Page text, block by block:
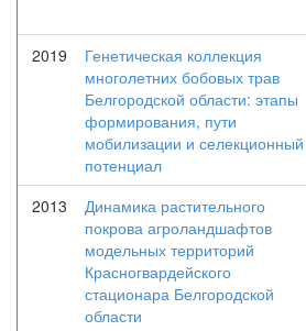
2019
Генетическая коллекция
многолетних бобовых трав
Белгородской области: этапы
формирования, пути
мобилизации и селекционный
потенциал
2013
Динамика растительного
покрова агроландшафтов
модельных территорий
Красногвардейского
стационара Белгородской
области